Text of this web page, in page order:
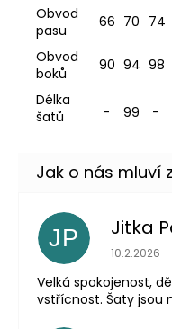
Obvod
pasu
66 70 74
Obvod
boků
90 94 98
Délka
šatů
- 99 -
JP Jitka
10.2.2026
Velká spokojenost,
vstřícnost. Šaty jsou